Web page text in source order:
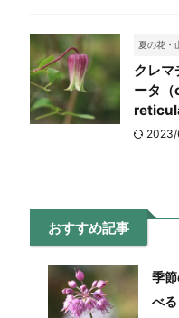
夏の花・
クレマ
ータ
2023/
おすすめ記事
季
べ